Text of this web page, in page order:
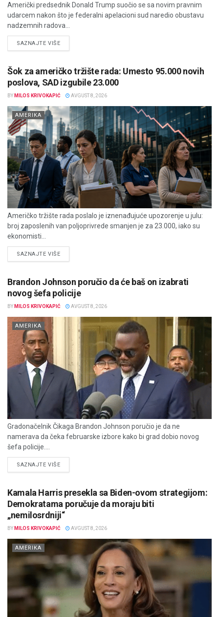
Američki predsednik Donald Trump suočio se sa novim pravnim
udarcem nakon što je federalni apelacioni sud naredio obustavu
nadzemnih radova...
SAZNAJTE VIŠEDETAILS
Šok za američko tržište rada: Umesto 95.000 novih
poslova, SAD izgubile 23.000
BY MILOS KRIVOKAPIĆ AVGUST 8, 2026
AMERIKA
Američko tržište rada poslalo je iznenađujuće upozorenje u julu:
broj zaposlenih van poljoprivrede smanjen je za 23.000, iako su
ekonomisti...
SAZNAJTE VIŠEDETAILS
Brandon Johnson poručio da će baš on izabrati
novog šefa policije
BY MILOS KRIVOKAPIĆ AVGUST 8, 2026
AMERIKA
Gradonačelnik Čikaga Brandon Johnson poručio je da ne
namerava da čeka februarske izbore kako bi grad dobio novog
šefa policije....
SAZNAJTE VIŠEDETAILS
Kamala Harris presekla sa Biden-ovom strategijom:
Demokratama poručuje da moraju biti
„nemilosrdniji“
BY MILOS KRIVOKAPIĆ AVGUST 8, 2026
AMERIKA